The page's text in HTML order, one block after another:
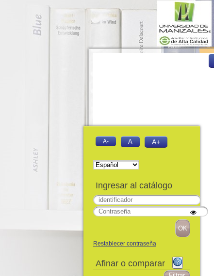
A- A A+
Ingresar al catálogo
Restablecer contraseña
Afinar o comparar